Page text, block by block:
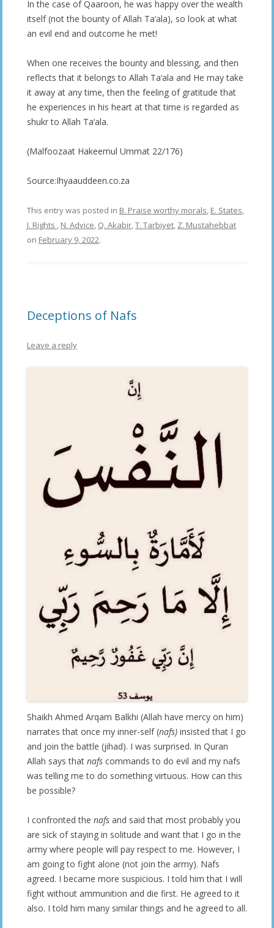
In the case of Qaaroon, he was happy over the wealth
itself (not the bounty of Allah Ta‘ala), so look at what
an evil end and outcome he met!
When one receives the bounty and blessing, and then
reflects that it belongs to Allah Ta‘ala and He may take
it away at any time, then the feeling of gratitude that
he experiences in his heart at that time is regarded as
shukr to Allah Ta‘ala.
(Malfoozaat Hakeemul Ummat 22/176)
Source:Ihyaauddeen.co.za
This entry was posted in B. Praise worthy morals, E. States,
J. Rights , N. Advice, Q. Akabir,T. Tarbiyet, Z. Mustahebbat
on February 9, 2022.
Deceptions of Nafs
Leave a reply
Shaikh Ahmed Arqam Balkhi (Allah have mercy on him)
narrates that once my inner-self (nafs) insisted that I go
and join the battle (jihad). I was surprised. In Quran
Allah says that nafs commands to do evil and my nafs
was telling me to do something virtuous. How can this
be possible?
I confronted the nafs and said that most probably you
are sick of staying in solitude and want that I go in the
army where people will pay respect to me. However, I
am going to fight alone (not join the army). Nafs
agreed. I became more suspicious. I told him that I will
fight without ammunition and die first. He agreed to it
also. I told him many similar things and he agreed to all.